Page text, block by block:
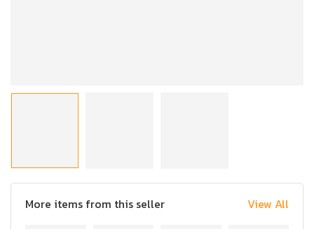
More items from this seller View All